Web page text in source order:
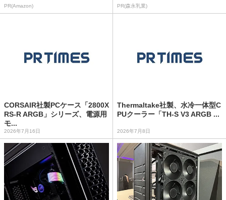
PR(Amazon) PR(森永乳業)
CORSAIR社製PCケース「2800X
RS-R ARGB」シリーズ、電源用
モ...
2026年7月16日
Thermaltake社製、水冷一体型C
PUクーラー「TH-S V3 ARGB ...
2026年7月8日